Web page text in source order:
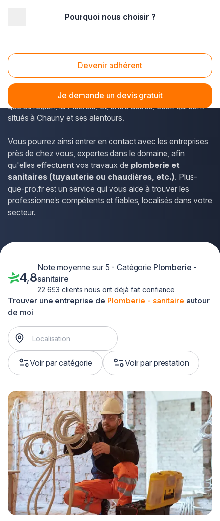
Pourquoi nous choisir ?
Devenir adhérent
Je demande un devis gratuit
Plomberie - sanitaire Chauny (02300)
Plus-que-pro.fr permet d'accéder facilement aux
coordonnées des plombiers qui se partagent l'Aisne ainsi
que sa région, la Picardie, et, entre autres, ceux qui sont
situés à Chauny et ses alentours.
Vous pourrez ainsi entrer en contact avec les entreprises
près de chez vous, expertes dans le domaine, afin
qu'elles effectuent vos travaux de plomberie et
sanitaires (tuyauterie ou chaudières, etc.). Plus-
que-pro.fr est un service qui vous aide à trouver les
professionnels compétents et fiables, localisés dans votre
secteur.
Trouver une entreprise de Plomberie - sanitaire autour
de moi
Voir par catégorie Voir par prestation
4,8
Note moyenne sur 5 - Catégorie Plomberie -
sanitaire
22 693 clients nous ont déjà fait confiance